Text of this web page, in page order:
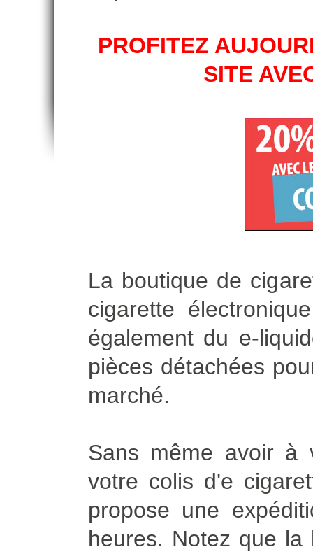
PROFITEZ
SITE
La boutique de
cigarette
également du e-
pièces détachées
marché.
Sans même avoir à
votre colis d'e
propose une
heures. Notez que